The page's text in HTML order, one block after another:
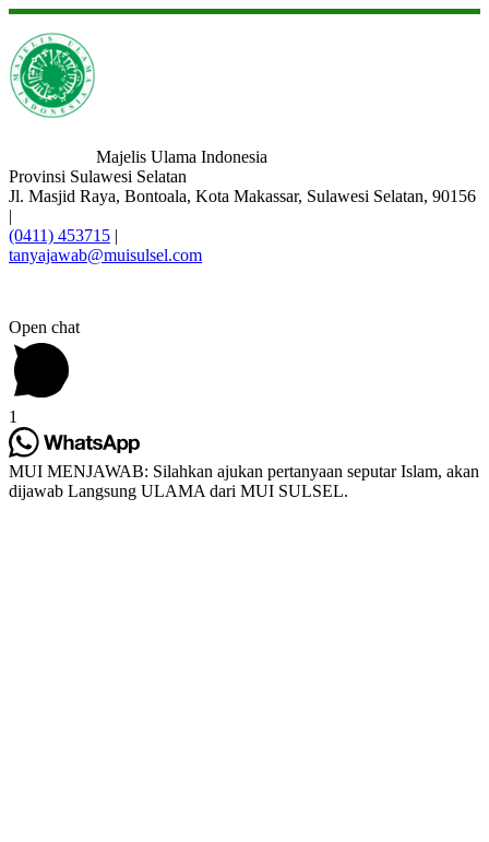
Majelis Ulama Indonesia
Provinsi Sulawesi Selatan
Jl. Masjid Raya, Bontoala, Kota Makassar, Sulawesi Selatan, 90156
|
(0411) 453715 |
tanyajawab@muisulsel.com
Open chat
1
MUI MENJAWAB: Silahkan ajukan pertanyaan seputar Islam, akan
dijawab Langsung ULAMA dari MUI SULSEL.